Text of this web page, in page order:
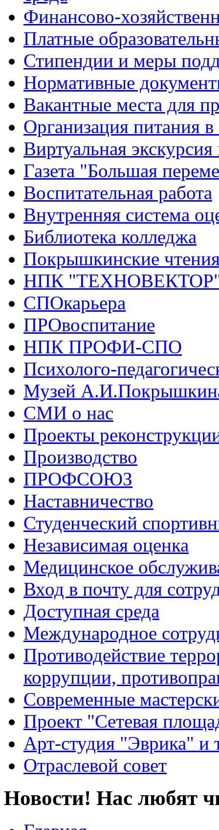
Финансово-
Платные
Стипендии и меры
Нормативные
Вакантные места для
Организация питания в
Виртуальная
Газета "Большая
Воспитательная работа
Внутренняя система
Библиотека колледжа
Покрышкинские
НПК
СПОкарьера
ПРОвоспитание
НПК ПРОФИ-СПО
Психолого-
Музей
СМИ о нас
Проекты
Производство
ПРОФСОЮЗ
Наставничество
Студенческий
Независимая оценка
Медицинское
Вход в почту для
Доступная среда
Международное
Противодействие
коррупции,
Современные
Проект "Сетевая
Арт-студия "Эврика" и
Отраслевой совет
Новости! Нас любят